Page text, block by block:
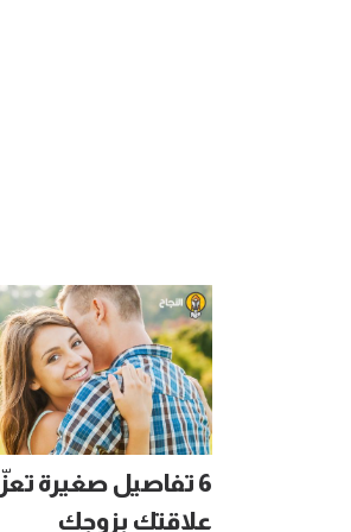
6 تفاصيل صغيرة
علاقتك بزوجك